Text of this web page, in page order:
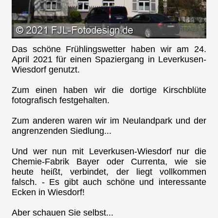
Das schöne Frühlingswetter haben wir am 24.
April 2021 für einen Spaziergang in Leverkusen-
Wiesdorf genutzt.
Zum einen haben wir die dortige Kirschblüte
fotografisch festgehalten.
Zum anderen waren wir im Neulandpark und der
angrenzenden Siedlung...
Und wer nun mit Leverkusen-Wiesdorf nur die
Chemie-Fabrik Bayer oder Currenta, wie sie
heute heißt, verbindet, der liegt vollkommen
falsch. - Es gibt auch schöne und interessante
Ecken in Wiesdorf!
Aber schauen Sie selbst...